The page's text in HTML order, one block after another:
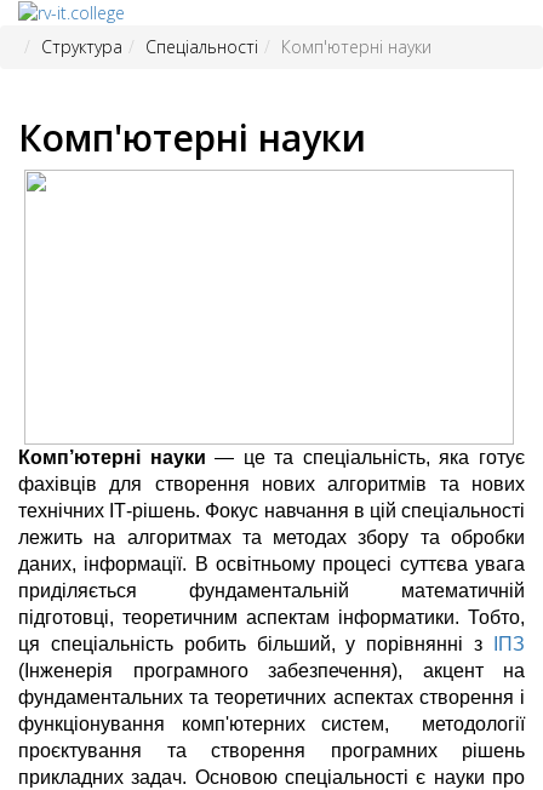
Структура Спеціальності Комп'ютерні науки
Комп'ютерні науки
Комп’ютерні науки — це та спеціальність, яка готує
фахівців для створення нових алгоритмів та нових
технічних ІТ-рішень. Фокус навчання в цій спеціальності
лежить на алгоритмах та методах збору та обробки
даних, інформації. В освітньому процесі суттєва увага
приділяється фундаментальній математичній
підготовці, теоретичним аспектам інформатики. Тобто,
ця спеціальність робить більший, у порівнянні з
ІПЗ
(Інженерія програмного забезпечення), акцент на
фундаментальних та теоретичних аспектах створення і
функціонування комп'ютерних систем, методології
проєктування та створення програмних рішень
прикладних задач. Основою спеціальності є науки про